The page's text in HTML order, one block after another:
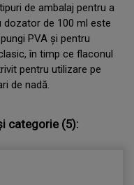
de ambalaj pentru a
dozator de 100 ml este
PVA și pentru
în timp ce flaconul
pentru utilizare pe
de nadă.
categorie (5):